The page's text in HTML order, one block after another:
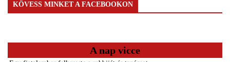
KÖVESS MINKET A FACEBOOKON
A nap vicce